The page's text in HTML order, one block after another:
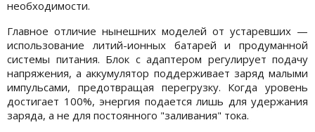
необходимости.
Главное отличие нынешних моделей от устаревших —
использование литий-ионных батарей и продуманной
системы питания. Блок с адаптером регулирует подачу
напряжения, а аккумулятор поддерживает заряд малыми
импульсами, предотвращая перегрузку. Когда уровень
достигает 100%, энергия подается лишь для удержания
заряда, а не для постоянного "заливания" тока.